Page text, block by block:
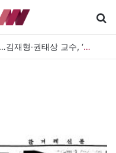
공인 명예훼손 판결 첫 실증분석…김재형·권태상 교수, ‘공인 보도준칙’ 제안도